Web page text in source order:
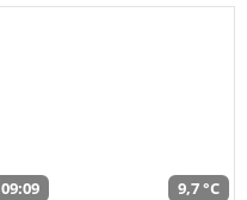
09:09 9,7 °C